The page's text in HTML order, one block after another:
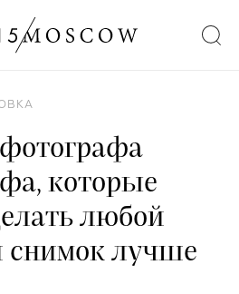
фотографа
которые
любой
снимок лучше